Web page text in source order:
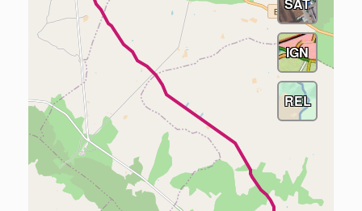
IGN
REL